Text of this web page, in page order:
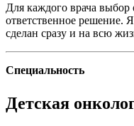
Для каждого врача выбор
ответственное решение.
сделан сразу и на всю
Специальность
Детская